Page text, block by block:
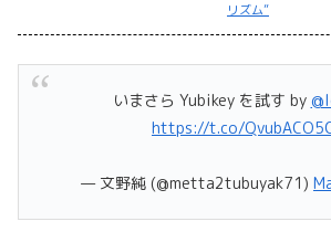
リズム”
いまさら Yubikey を試す by
https://t.co/
— 文野純 (@metta2tubuyak71)